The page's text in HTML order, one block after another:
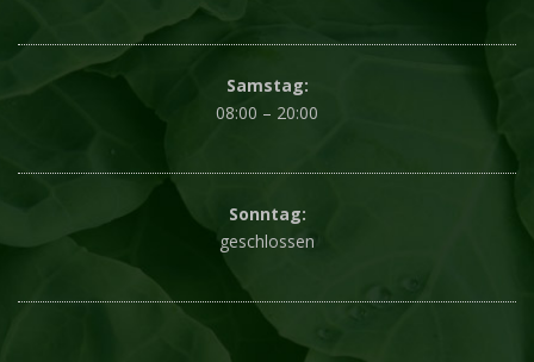
Samstag:
08:00 – 20:00
Sonntag:
geschlossen